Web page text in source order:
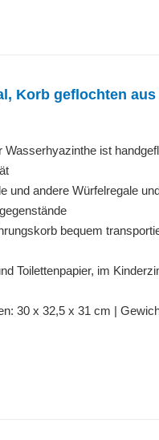
Korb geflochten
ist
andere Würfelregale
bequem
Toilettenpapier, im
30 x 32,5 x 31 cm |